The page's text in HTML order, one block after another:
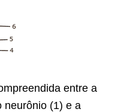
entre a
neurônio (1) e a